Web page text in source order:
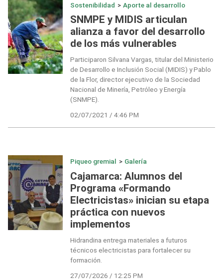
Sostenibilidad > Aporte al desarrollo
SNMPE y MIDIS articulan
alianza a favor del desarrollo
de los más vulnerables
Participaron Silvana Vargas, titular del Ministerio
de Desarrollo e Inclusión Social (MIDIS) y Pablo
de la Flor, director ejecutivo de la Sociedad
Nacional de Minería, Petróleo y Energía
(SNMPE).
02/07/2021 / 4:46 PM
Piqueo gremial > Galería
Cajamarca: Alumnos del
Programa «Formando
Electricistas» inician su etapa
práctica con nuevos
implementos
Hidrandina entrega materiales a futuros
técnicos electricistas para fortalecer su
formación.
27/07/2026 / 12:25 PM